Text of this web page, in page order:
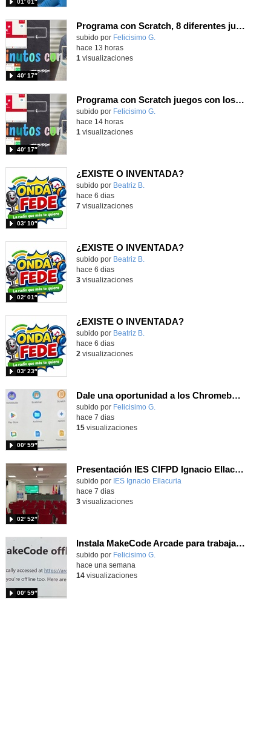
01′ 01″
Programa con Scratch, 8 diferentes juegos para vivir la emoción de los partidos de España en el mundial 2026
Contenido educativo.
subido por Felicisimo G.
40′ 17″
hace 13 horas
1 visualizaciones
Programa con Scratch juegos con los partidos del mundial 2026 ganados por España
Contenido educativo.
subido por Felicisimo G.
40′ 17″
hace 14 horas
1 visualizaciones
¿EXISTE O INVENTADA?
Contenido educativo.
subido por Beatriz B.
03′ 10″
hace 6 dias
7visualizaciones
¿EXISTE O INVENTADA?
Contenido educativo.
subido por Beatriz B.
02′ 01″
hace 6 dias
3visualizaciones
¿EXISTE O INVENTADA?
Contenido educativo.
subido por Beatriz B.
03′ 23″
hace 6 dias
2 visualizaciones
Dale una oportunidad a los Chromebooks y utiliza un proyector para realizar talleres si no tienes pantallas táctiles
Contenido educativo.
subido por Felicisimo G.
00′ 59″
hace 7 dias
15visualizaciones
Presentación IES CIFPD Ignacio Ellacuría
Contenido educativo.
subido por IES Ignacio Ellacuria
02′ 52″
hace 7 dias
3visualizaciones
Instala MakeCode Arcade para trabajar offline en tu tablet, ordenador, Chromebook
Contenido educativo.
subido por Felicisimo G.
00′ 59″
hace una semana
14visualizaciones